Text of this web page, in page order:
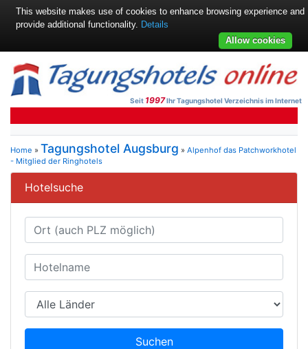
Seit 1997Ihr Tagungshotel Verzeichnis im Internet
Home » Tagungshotel Augsburg » Alpenhof das Patchworkhotel
- Mitglied der Ringhotels
Hotelsuche
Suchen
This website makes use of cookies to enhance browsing experience and
provide additional functionality. Details
Allow cookies